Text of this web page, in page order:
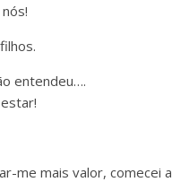
entendeu….
me mais valor, comecei a